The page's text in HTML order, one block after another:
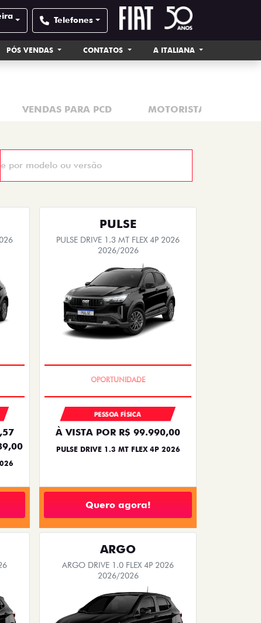
policy.
Telefones
PÓS VENDAS CONTATOS A ITALIANA
VENDAS PARA PCD MOTORISTAS DE
PULSE
PULSE DRIVE 1.3 MT FLEX 4P 2026
2026/2026
PESSOA FÍSICA
À VISTA POR R$ 99.990,00
PULSE DRIVE 1.3 MT FLEX 4P 2026
Quero agora!
ARGO
ARGO DRIVE 1.0 FLEX 4P 2026
2026/2026